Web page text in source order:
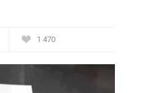
1 470